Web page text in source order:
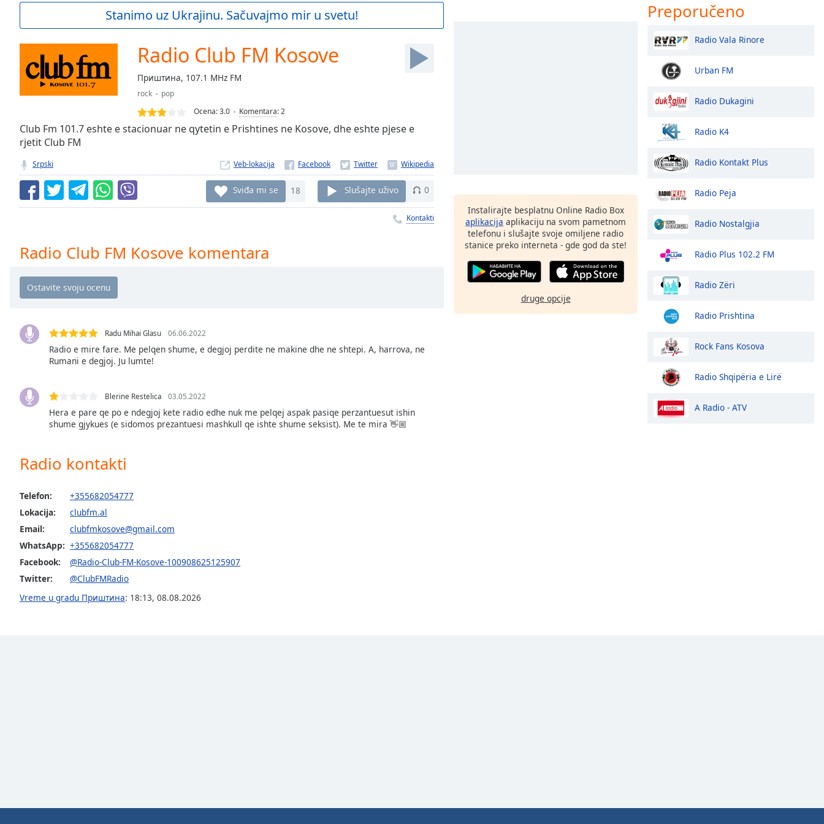
Current
Duration-:-
0.00%
Stream
Seek to
currently
LIVE
Remaining
Rate
Chapters
Chapters
Descriptions
descriptions
Subtitles
subtitles
subtitles
dialog
subtitles
off,
selected
Track
in-
and
Stanimo uz Ukrajinu. Sačuvajmo mir u svetu!
Radio Club FM Kosove
Приштина, 107.1 MHz FM
rock
pop
Ocena:3.0 Komentara:2
Club Fm 101.7 eshte e stacionuar ne qytetin e Prishtines ne Kosove, dhe eshte pjese e
rjetit Club FM
Srpski Veb-lokacija
Sviđa mi se 18 Slušajte uživo 0
Kontakti
Radio Club FM Kosove komentara
Radu Mihai Glasu 06.06.2022
Radio e mire fare. Me pelqen shume, e degjoj perdite ne makine dhe ne shtepi. A, harrova, ne
Rumani e degjoj. Ju lumte!
Blerine Restelica 03.05.2022
Hera e pare qe po e ndegjoj kete radio edhe nuk me pelqej aspak pasiqe perzantuesut ishin
shume gjykues (e sidomos prezantuesi mashkull qe ishte shume seksist). Me te mira 👋🏼
Radio kontakti
Telefon:
+355682054777
Lokacija:
clubfm.al
Email:
clubfmkosove@gmail.com
WhatsApp: +355682054777
Facebook:
@Radio-Club-FM-Kosove-100908625125907
Twitter:
@ClubFMRadio
Vreme u gradu Приштина: 18:13, 08.08.2026
Instalirajte besplatnu Online Radio Box
aplikacija aplikaciju na svom pametnom
telefonu i slušajte svoje omiljene radio
stanice preko interneta - gde god da ste!
druge opcije
Preporučeno
Radio Vala Rinore
Urban FM
Radio Dukagini
Radio K4
Radio Kontakt Plus
Radio Peja
Radio Nostalgjia
Radio Plus 102.2 FM
Radio Zëri
Radio Prishtina
Rock Fans Kosova
Radio Shqipëria e Lirë
A Radio - ATV